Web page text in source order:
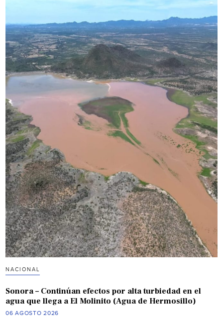
NACIONAL
Sonora – Continúan efectos por alta turbiedad en el
agua que llega a El Molinito (Agua de Hermosillo)
06 AGOSTO 2026